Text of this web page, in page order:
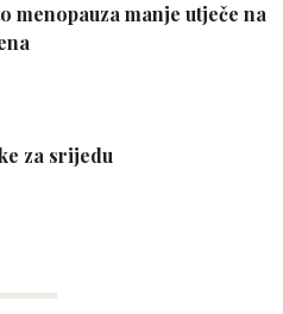
menopauza manje utječe na
za srijedu